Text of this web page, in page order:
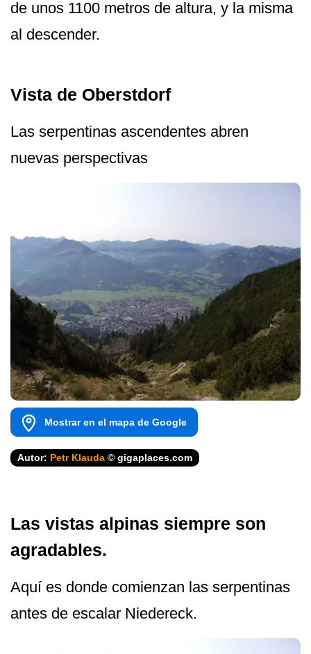
Vista de Oberstdorf
Las serpentinas ascendentes abren
nuevas perspectivas
Mostrar en el mapa de Google
Autor: Petr Klauda © gigaplaces.com
Las vistas alpinas siempre son
agradables.
Aquí es donde comienzan las serpentinas
antes de escalar Niedereck.